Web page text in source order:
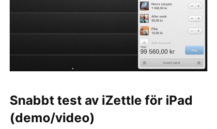
Snabbt test av iZettle för iPad
(demo/video)